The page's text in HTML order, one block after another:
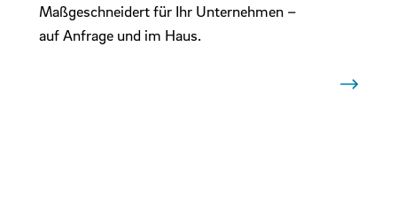
Maßgeschneidert für Ihr Unternehmen –
auf Anfrage und im Haus.